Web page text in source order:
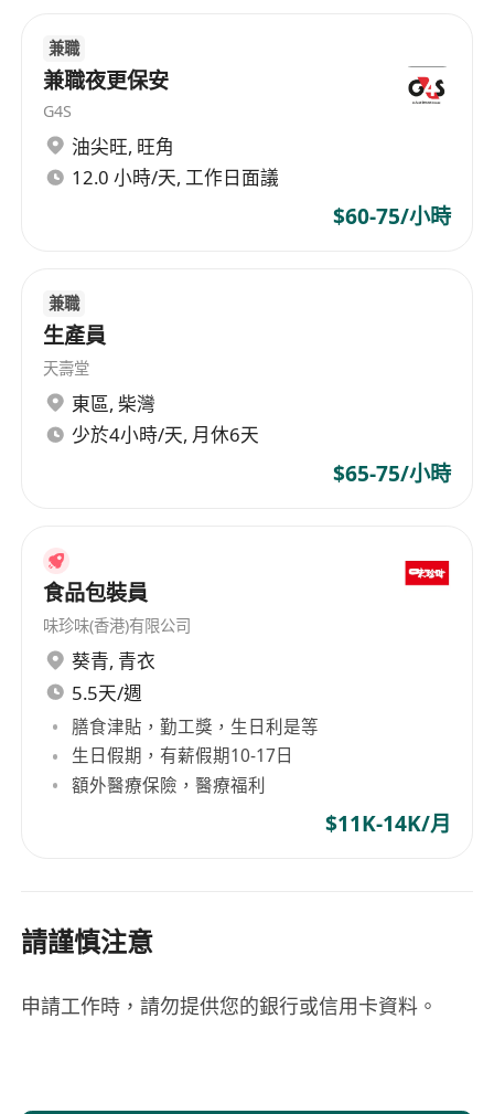
兼職
兼職夜更保安
G4S
油尖旺, 旺角
12.0 小時/天, 工作日面議
$60-75/小時
兼職
生產員
天壽堂
東區, 柴灣
少於4小時/天, 月休6天
$65-75/小時
食品包裝員
味珍味(香港)有限公司
葵青, 青衣
5.5天/週
膳食津貼，勤工獎，生日利是等
生日假期，有薪假期10-17日
額外醫療保險，醫療福利
$11K-14K/月
請謹慎注意
申請工作時，請勿提供您的銀行或信用卡資料。